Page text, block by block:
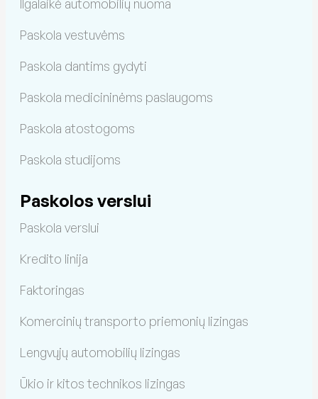
Ilgalaikė automobilių nuoma
Paskola vestuvėms
Paskola dantims gydyti
Paskola medicininėms paslaugoms
Paskola atostogoms
Paskola studijoms
Paskolos verslui
Paskola verslui
Kredito linija
Faktoringas
Komercinių transporto priemonių lizingas
Lengvųjų automobilių lizingas
Ūkio ir kitos technikos lizingas